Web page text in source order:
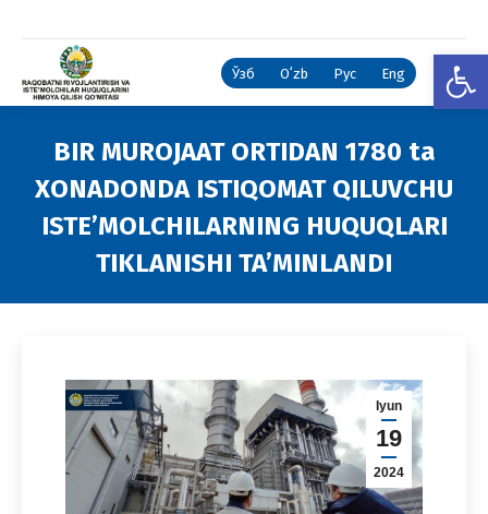
Ўзб Oʻzb Рус Eng
BIR MUROJAAT ORTIDAN 1780 ta
XONADONDA ISTIQOMAT QILUVCHU
ISTE’MOLCHILARNING HUQUQLARI
TIKLANISHI TA’MINLANDI
Iyun
19
2024